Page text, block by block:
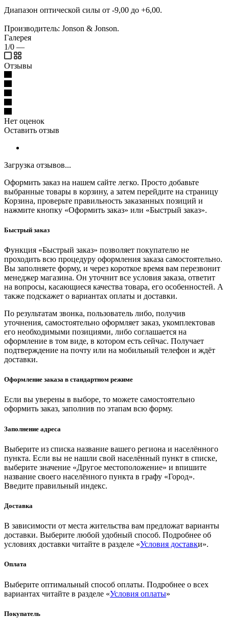
Диапазон оптической силы от -9,00 до +6,00.
Производитель: Jonson & Jonson.
Галерея
1/0 —
Отзывы
Нет оценок
Оставить отзыв
Загрузка отзывов...
Оформить заказ на нашем сайте легко. Просто добавьте
выбранные товары в корзину, а затем перейдите на страницу
Корзина, проверьте правильность заказанных позиций и
нажмите кнопку «Оформить заказ» или «Быстрый заказ».
Быстрый заказ
Функция «Быстрый заказ» позволяет покупателю не
проходить всю процедуру оформления заказа самостоятельно.
Вы заполняете форму, и через короткое время вам перезвонит
менеджер магазина. Он уточнит все условия заказа, ответит
на вопросы, касающиеся качества товара, его особенностей. А
также подскажет о вариантах оплаты и доставки.
По результатам звонка, пользователь либо, получив
уточнения, самостоятельно оформляет заказ, укомплектовав
его необходимыми позициями, либо соглашается на
оформление в том виде, в котором есть сейчас. Получает
подтверждение на почту или на мобильный телефон и ждёт
доставки.
Оформление заказа в стандартном режиме
Если вы уверены в выборе, то можете самостоятельно
оформить заказ, заполнив по этапам всю форму.
Заполнение адреса
Выберите из списка название вашего региона и населённого
пункта. Если вы не нашли свой населённый пункт в списке,
выберите значение «Другое местоположение» и впишите
название своего населённого пункта в графу «Город».
Введите правильный индекс.
Доставка
В зависимости от места жительства вам предложат варианты
доставки. Выберите любой удобный способ. Подробнее об
условиях доставки читайте в разделе «Условия доставки».
Оплата
Выберите оптимальный способ оплаты. Подробнее о всех
вариантах читайте в разделе «Условия оплаты»
Покупатель